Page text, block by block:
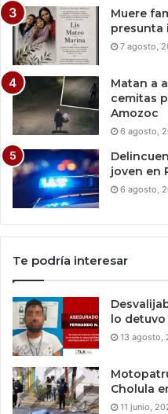
Muere
presunta
7 agosto,
Matan a
cemitas
Amozoc
6 agosto,
joven en
6 agosto,
Te podría interesar
lo
13 agosto,
Cholula
11 junio,